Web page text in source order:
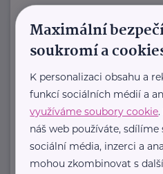
Pujmanové 1219/8 Praha 4
Jsme nezisková
Doors, která
oblasti duševního
naději, že s duševní ...
https://
+420 220 951 468
Maximální
soukromí a
K personalizaci obsahu a
funkcí sociálních médií a
využíváme soubory cookie
náš web používáte,
sociální média, inzerci a
mohou zkombinovat s